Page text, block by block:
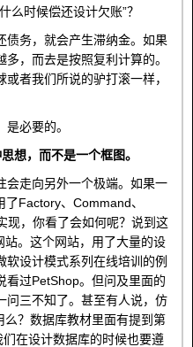
么时候偿还设计欠账”？
债务，就会产生滞纳金。如果
，而去是按照复利计算的。
者我们所说的驴打滚一样，
必要的。
想，而不是一个框图。
会走向另外一个极端。如果一
Factory、Command、
现，你看了会如何呢？说到这
。这个网站，用了大量的设
设计模式系列在线培训的例
看过PetShop。但问及里面的
问三不知了。甚至有人说，仿
？数据库教材里面有提到第
在设计数据库的时候也要遵